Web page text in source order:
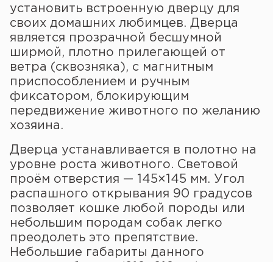
установить встроенную дверцу для
своих домашних любимцев. Дверца
является прозрачной бесшумной
ширмой, плотно прилегающей от
ветра (сквозняка), с магнитным
приспособлением и ручным
фиксатором, блокирующим
передвижение животного по желанию
хозяина.
Дверца устанавливается в полотно на
уровне роста животного. Световой
проём отверстия — 145×145 мм. Угол
распашного открывания 90 градусов
позволяет кошке любой породы или
небольшим породам собак легко
преодолеть это препятствие.
Небольшие габариты данного